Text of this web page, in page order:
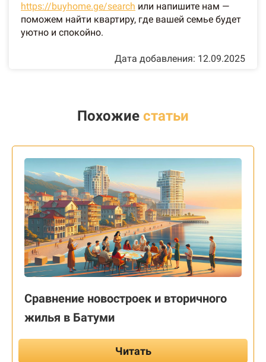
https://buyhome.ge/search или напишите нам —
поможем найти квартиру, где вашей семье будет
уютно и спокойно.
Дата добавления: 12.09.2025
Похожие статьи
Сравнение новостроек и вторичного
жилья в Батуми
Читать